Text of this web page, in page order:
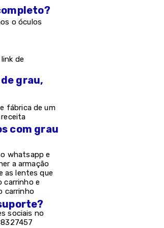
o óculos
de
grau,
fábrica de um
com grau
whatsapp e
a armação
as lentes que
carrinho e
carrinho
sociais no